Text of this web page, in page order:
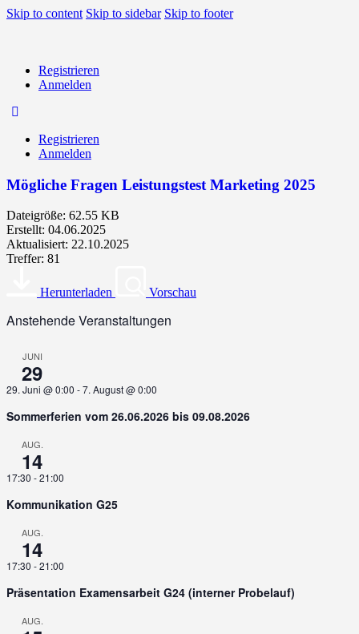
Skip to content Skip to sidebar Skip to footer
Registrieren
Anmelden
Registrieren
Anmelden
Mögliche Fragen Leistungstest Marketing 2025
Dateigröße: 62.55 KB
Erstellt: 04.06.2025
Aktualisiert: 22.10.2025
Treffer: 81
Herunterladen Vorschau
Anstehende Veranstaltungen
JUNI
29
29. Juni @ 0:00 -7. August @ 0:00
Sommerferien vom 26.06.2026 bis 09.08.2026
AUG.
14
17:30 -21:00
Kommunikation G25
AUG.
14
17:30 -21:00
Präsentation Examensarbeit G24 (interner Probelauf)
AUG.